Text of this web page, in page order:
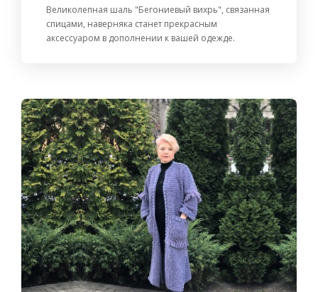
Великолепная шаль "Бегониевый вихрь", связанная
спицами, наверняка станет прекрасным
аксессуаром в дополнении к вашей одежде.